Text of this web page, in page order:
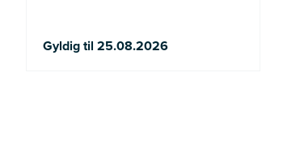
Gyldig til 25.08.2026